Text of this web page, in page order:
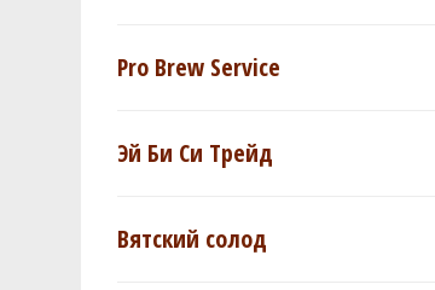
Pro Brew Service
Эй Би Си Трейд
Вятский солод